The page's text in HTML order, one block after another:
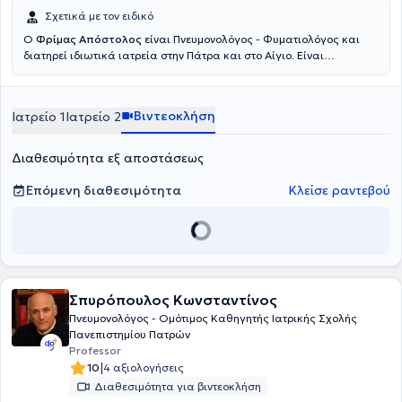
Σχετικά με τον ειδικό
Ο Φρίμας Απόστολος είναι Πνευμονολόγος - Φυματιολόγος και
διατηρεί ιδιωτικά ιατρεία στην Πάτρα και στο Αίγιο. Είναι
Θράκης. Έχει ειδικευθεί αρχικά στην Ελβετία, στο Hôpital du Valais
"Η Σωτηρία" και στο Ναυτικό Νοσοκομείο Αθηνών. Κατά το
διάστημα 2022 με 2023 διετέλεσε ελεγκτής ιατρός στην Accurate
Health Auditing & Consulting. Στα ιδιωτικά του ιατρεία
αναλαμβάνει πλήθος περιστατικών, με ιδιαίτερη εμπειρία στην
εργοσπιρομετρία και στη διακοπή καπνίσματος.
Ιατρείο 1Ιατρείο 2 Βιντεοκλήση
Διαθεσιμότητα εξ αποστάσεως
Επόμενη διαθεσιμότητα
Κλείσε ραντεβού
Σπυρόπουλος Κωνσταντίνος
Πνευμονολόγος - Ομότιμος Καθηγητής Ιατρικής Σχολής
Πανεπιστημίου Πατρών
Professor
10|4 αξιολογήσεις
Διαθεσιμότητα για βιντεοκλήση